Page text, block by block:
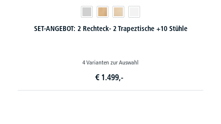
SET-ANGEBOT: 2 Rechteck- 2 Trapeztische +10 Stühle
4 Varianten zur Auswahl
€ 1.499,-